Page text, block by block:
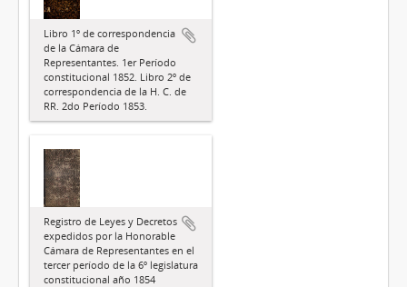
Libro 1º de correspondencia
de la Cámara de
Representantes. 1er Período
constitucional 1852. Libro 2º de
correspondencia de la H. C. de
RR. 2do Período 1853.
Registro de Leyes y Decretos
expedidos por la Honorable
Cámara de Representantes en el
tercer período de la 6º legislatura
constitucional año 1854